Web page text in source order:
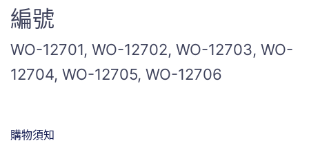
編號
WO-12701, WO-12702, WO-12703, WO-
12704, WO-12705, WO-12706
購物須知